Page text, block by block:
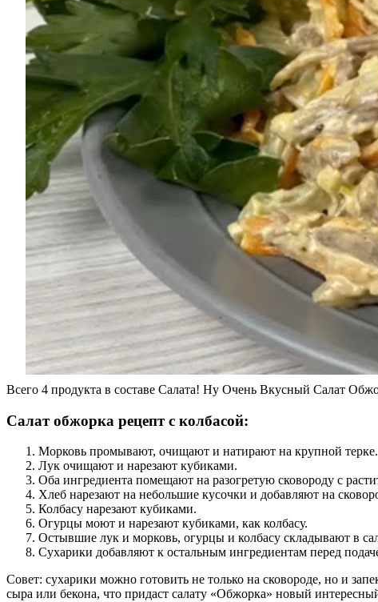
Всего 4 продукта в составе Салата! Ну Очень Вкусный Салат
Салат обжорка рецепт с колбасой:
Морковь промывают, очищают и натирают на крупной терке.
Лук очищают и нарезают кубиками.
Оба ингредиента помещают на разогретую сковороду с
Хлеб нарезают на небольшие кусочки и добавляют на
Колбасу нарезают кубиками.
Огурцы моют и нарезают кубиками, как колбасу.
Остывшие лук и морковь, огурцы и колбасу складывают в
Сухарики добавляют к остальным ингредиентам перед
Совет: сухарики можно готовить не только на сковороде, но и
сыра или бекона, что придаст салату «Обжорка» новый